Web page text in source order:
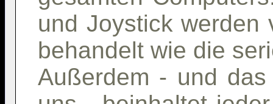
und Joystick werden
behandelt wie die
Außerdem - und